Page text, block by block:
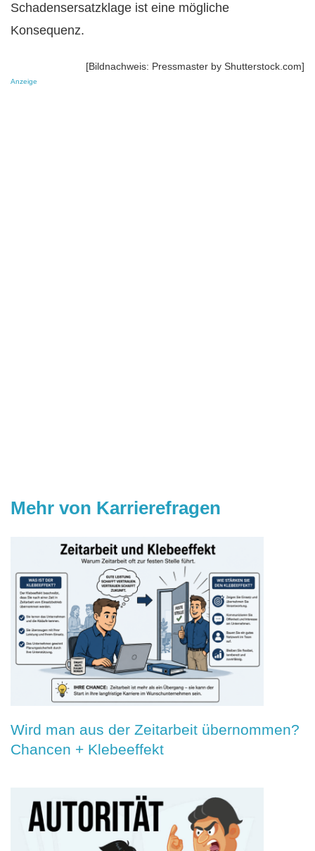
Schadensersatzklage ist eine mögliche
Konsequenz.
[Bildnachweis: Pressmaster by Shutterstock.com]
Anzeige
Mehr von Karrierefragen
Wird man aus der Zeitarbeit übernommen?
Chancen + Klebeeffekt